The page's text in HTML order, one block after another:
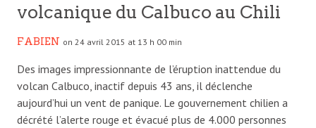
volcanique du Calbuco au Chili
FABIEN on 24 avril 2015 at 13 h 00 min
Des images impressionnante de l’éruption inattendue du
volcan Calbuco, inactif depuis 43 ans, il déclenche
aujourd’hui un vent de panique. Le gouvernement chilien a
décrété l’alerte rouge et évacué plus de 4.000 personnes